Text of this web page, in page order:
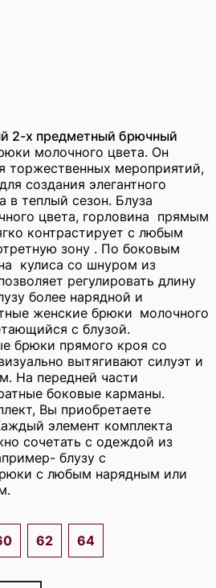
2-х предметный брючный
молочного цвета. Он
торжественных мероприятий,
создания элегантного
в теплый сезон. Блуза
цвета, горловина прямым
контрастирует с любым
зону . По боковым
кулиса со шнуром из
регулировать длину
более нарядной и
женские брюки молочного
с блузой.
брюки прямого кроя со
вытягивают силуэт и
На передней части
боковые карманы.
Вы приобретаете
элемент комплекта
сочетать с одеждой из
блузу с
с любым нарядным или
62 64